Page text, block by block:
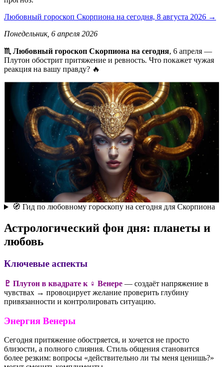
Любовный гороскоп Скорпиона на сегодня, 8 августа 2026 →
Понедельник, 6 апреля 2026
♏ Любовный гороскоп Скорпиона на сегодня, 6 апреля —
Плутон обострит притяжение и ревность. Что покажет чужая
реакция на вашу правду? 🔥
🧭 Гид по любовному гороскопу на сегодня для Скорпиона
Астрологический фон дня: планеты и
любовь
Ключевые аспекты
♇ Плутон в квадрате к ♀ Венере — создаёт напряжение в
чувствах → провоцирует желание проверить глубину
привязанности и контролировать ситуацию.
Энергия Венеры
Сегодня притяжение обостряется, и хочется не просто
близости, а полного слияния. Стиль общения становится
более резким: вопросы «действительно ли ты меня ценишь?»